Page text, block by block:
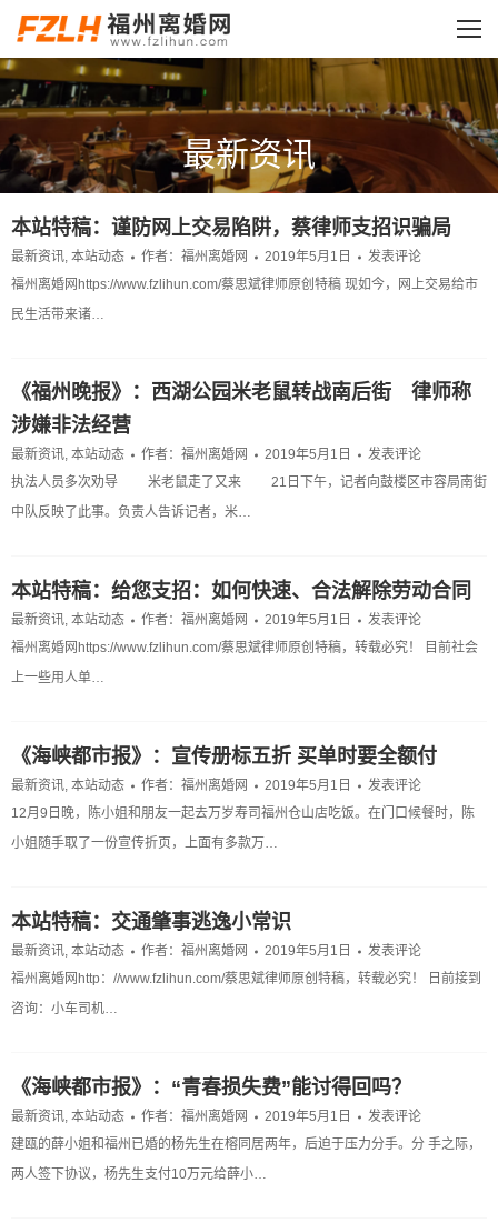
最新资讯
您的位置：
本站特稿：谨防网上交易陷阱，蔡律师支招识骗局
最新资讯, 本站动态 作者： 福州离婚网 2019年5月1日
发表评论
福州离婚网https://www.fzlihun.com/蔡思斌律师原创特稿 现如今，网上交易给市
民生活带来诸…
《福州晚报》：西湖公园米老鼠转战南后街 律师称
涉嫌非法经营
最新资讯, 本站动态 作者： 福州离婚网 2019年5月1日
发表评论
执法人员多次劝导 米老鼠走了又来 21日下午，记者向鼓楼区市容局南街
中队反映了此事。负责人告诉记者，米…
本站特稿：给您支招：如何快速、合法解除劳动合同
最新资讯, 本站动态 作者： 福州离婚网 2019年5月1日
发表评论
福州离婚网https://www.fzlihun.com/蔡思斌律师原创特稿，转载必究！ 目前社会
上一些用人单…
《海峡都市报》：宣传册标五折 买单时要全额付
最新资讯, 本站动态 作者： 福州离婚网 2019年5月1日
发表评论
12月9日晚，陈小姐和朋友一起去万岁寿司福州仓山店吃饭。在门口候餐时，陈
小姐随手取了一份宣传折页，上面有多款万…
本站特稿：交通肇事逃逸小常识
最新资讯, 本站动态 作者： 福州离婚网 2019年5月1日
发表评论
福州离婚网http：//www.fzlihun.com/蔡思斌律师原创特稿，转载必究！ 日前接到
咨询：小车司机…
《海峡都市报》：“青春损失费”能讨得回吗？
最新资讯, 本站动态 作者： 福州离婚网 2019年5月1日
发表评论
建瓯的薛小姐和福州已婚的杨先生在榕同居两年，后迫于压力分手。分 手之际，
两人签下协议，杨先生支付10万元给薛小…